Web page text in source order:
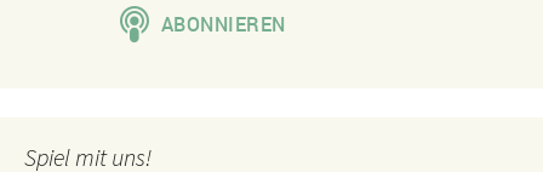
Spiel mit uns!